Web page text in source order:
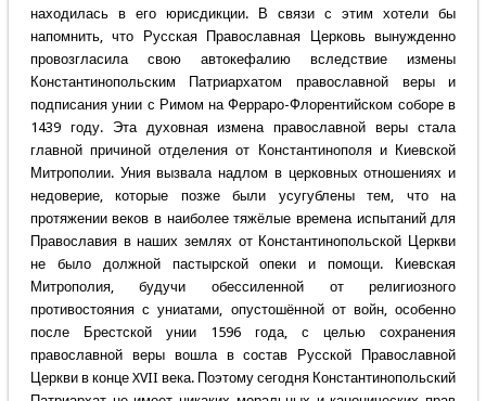
находилась в его юрисдикции. В связи с этим хотели бы
напомнить, что Русская Православная Церковь вынужденно
провозгласила свою автокефалию вследствие измены
Константинопольским Патриархатом православной веры и
подписания унии с Римом на Ферраро-Флорентийском соборе в
1439 году. Эта духовная измена православной веры стала
главной причиной отделения от Константинополя и Киевской
Митрополии. Уния вызвала надлом в церковных отношениях и
недоверие, которые позже были усугублены тем, что на
протяжении веков в наиболее тяжёлые времена испытаний для
Православия в наших землях от Константинопольской Церкви
не было должной пастырской опеки и помощи. Киевская
Митрополия, будучи обессиленной от религиозного
противостояния с униатами, опустошённой от войн, особенно
после Брестской унии 1596 года, с целью сохранения
православной веры вошла в состав Русской Православной
Церкви в конце XVII века. Поэтому сегодня Константинопольский